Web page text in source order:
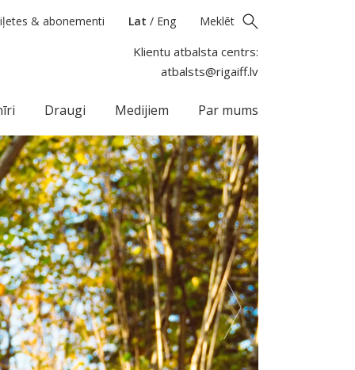
& abonementi Lat / Eng Meklēt
Klientu atbalsta centrs:
atbalsts@rigaiff.lv
Draugi Medijiem Par mums